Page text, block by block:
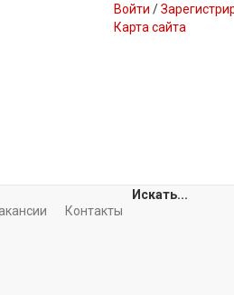
Войти /
Карта сайта
Контакты
Искать...